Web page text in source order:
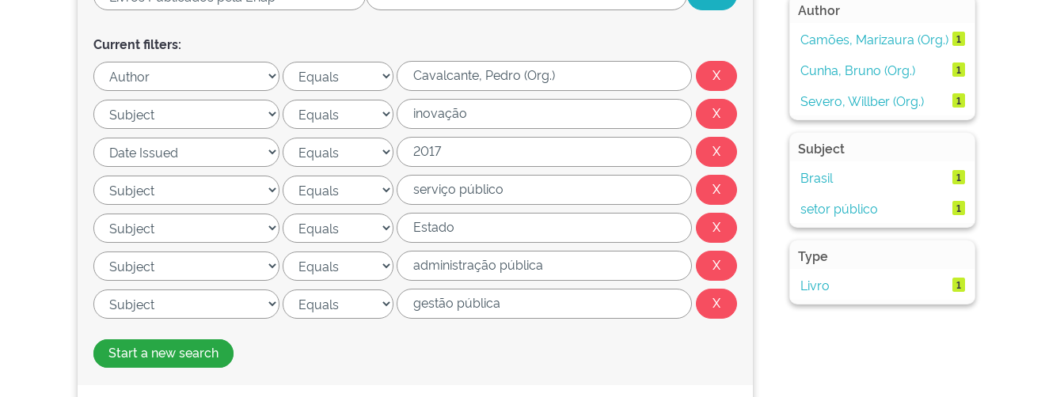
Current filters:
Start a new search
Author
Camões, Marizaura (Org.)
1
Cunha, Bruno (Org.) 1
Severo, Willber (Org.) 1
Subject
Brasil
1
setor público 1
Type
Livro
1